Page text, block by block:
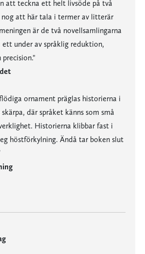
att teckna ett helt livsöde på två
nog att här tala i termer av litterär
är de två novellsamlingarna
ett under av språklig reduktion,
precision."
ornament präglas historierna i
där språket känns som små
Historierna klibbar fast i
höstförkylning. Ändå tar boken slut